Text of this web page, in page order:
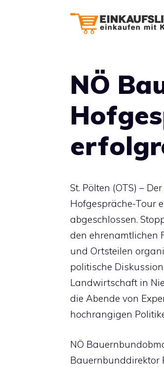
NÖ
St. Pölten (OTS) –
Hofgespräche-Tour
abgeschlossen.
den ehrenamtlichen
und Ortsteilen
politische
Landwirtschaft in
die Abende von
hochrangigen
NÖ
Bauernbunddirektor